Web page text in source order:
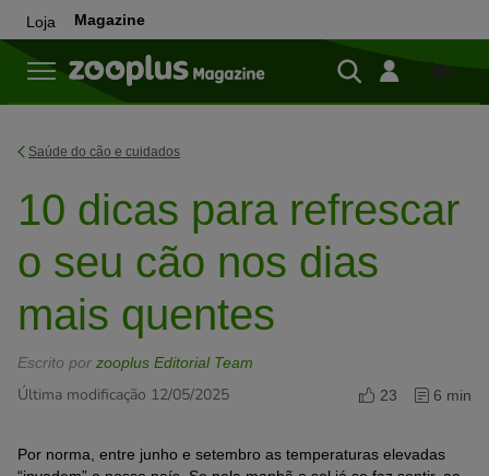
Loja Magazine
Loja
Saúde do cão e cuidados
10 dicas para refrescar
o seu cão nos dias
mais quentes
Escrito por zooplus Editorial Team
Última modificação 12/05/2025 23 6 min
Por norma, entre junho e setembro as temperaturas elevadas